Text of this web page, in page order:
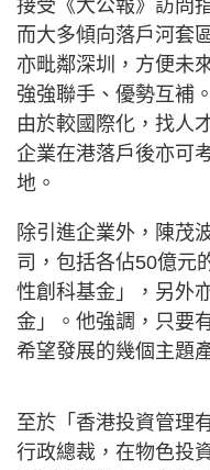
接受《大公報》訪問
而大多傾向落戶河套
亦毗鄰深圳，方便未
強強聯手、優勢互補
由於較國際化，找人
企業在港落戶後亦可
地。
除引進企業外，陳茂
司，包括各佔50億元
性創科基金」，另外
金」。他強調，只要
希望發展的幾個主題
至於「香港投資管理
行政總裁，在物色投